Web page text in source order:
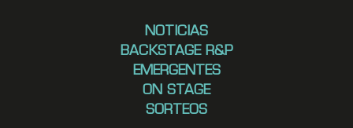
NOTICIAS
BACKSTAGE R&P
EMERGENTES
ON STAGE
SORTEOS